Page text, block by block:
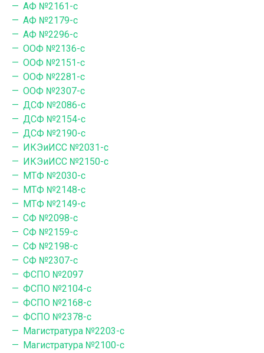
АФ №2161-с
АФ №2179-c
АФ №2296-c
ООФ №2136-с
ООФ №2151-с
ООФ №2281-с
ООФ №2307-с
ДСФ №2086-с
ДСФ №2154-с
ДСФ №2190-с
ИКЭиИСС №2031-с
ИКЭиИСС №2150-с
МТФ №2030-с
МТФ №2148-с
МТФ №2149-с
СФ №2098-с
СФ №2159-с
СФ №2198-c
СФ №2307-c
ФСПО №2097
ФСПО №2104-с
ФСПО №2168-с
ФСПО №2378-с
Магистратура №2203-с
Магистратура №2100-с